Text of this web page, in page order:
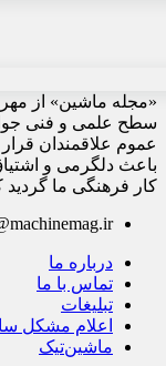
سطح علمی و فنی
عموم علاقمندان
باعث دلگرمی و
کار فرهنگی ما گردید
درباره ما
تماس با ما
تبلیغات
اعلام مشکل
ماشین‌تیک